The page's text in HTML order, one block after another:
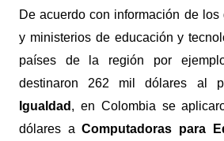
De acuerdo con información de los
y ministerios de educación y
países de la región por
destinaron 262 mil dólares al
Igualdad , en Colombia se
dólares aComputadoras para